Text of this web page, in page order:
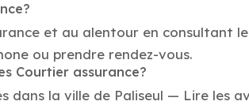
et au alentour en consultant
ou prendre rendez-vous.
Courtier assurance?
dans la ville de Paliseul — Lire les